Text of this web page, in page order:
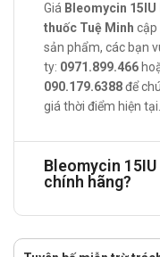
Cách sử dụng:
đủ.
Liều dùng: Dùng
liều khuyến cáo sau:
Điều trị các ung
Dùng đường
lần/ tuần.
đơn vị USP/
Giá Bleomycin
thuốc Tuệ Minh cập
sản phẩm, các bạn
ty: 0971.899.466
090.179.6388để
giá thời điểm hiện tại.
Bleomycin
chính hãng?